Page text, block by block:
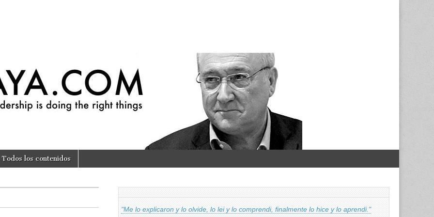
Todos los contenidos
"Me lo explicaron y lo olvide, lo lei y lo comprendi, finalmente lo hice y lo aprendi."